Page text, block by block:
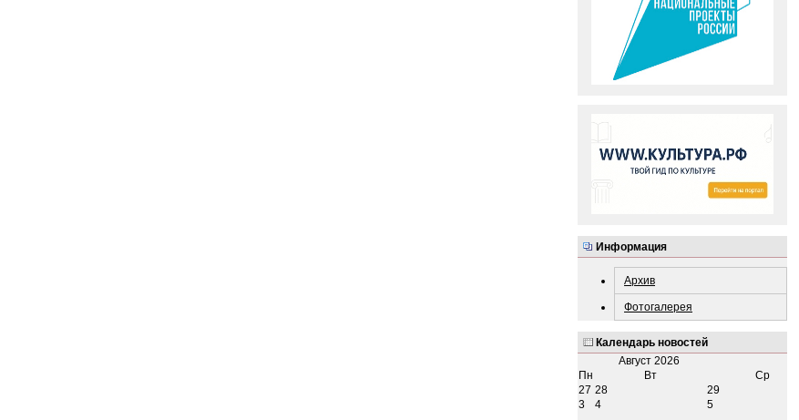
Информация
Архив
Фотогалерея
Календарь новостей
Август 2026
Пн
Вт
Ср
27 28
29
3
4
5